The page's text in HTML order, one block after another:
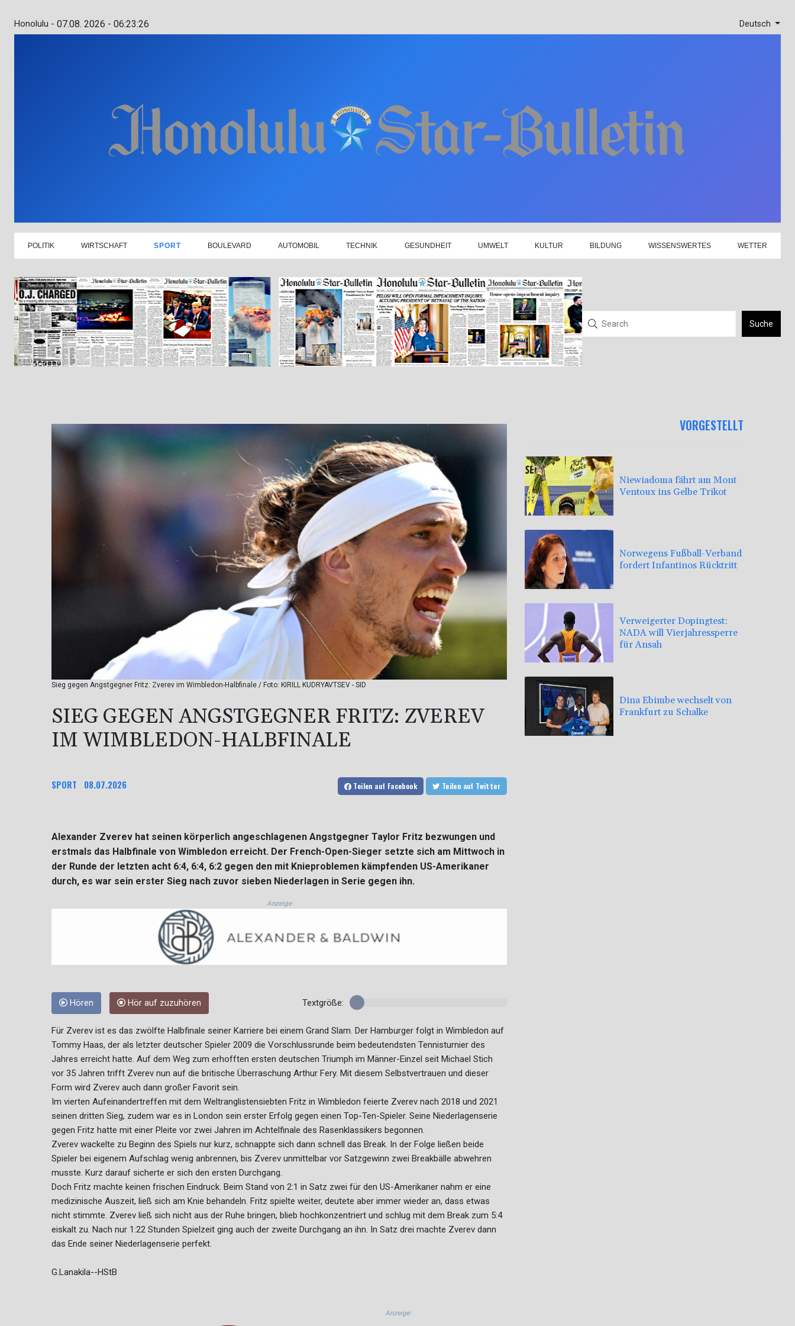
Honolulu - 07.08. 2026 - 06:23:27 Deutsch
POLITIK WIRTSCHAFT SPORT BOULEVARD AUTOMOBIL TECHNIK GESUNDHEIT UMWELT KULTUR BILDUNG WISSENSWERTES WETTER
Suche
Sieg gegen Angstgegner Fritz: Zverev im Wimbledon-Halbfinale / Foto: KIRILL KUDRYAVTSEV - SID
SIEG GEGEN ANGSTGEGNER FRITZ: ZVEREV
IM WIMBLEDON-HALBFINALE
SPORT 08.07.2026 Teilen auf Facebook Teilen auf Twitter
Alexander Zverev hat seinen körperlich angeschlagenen Angstgegner Taylor Fritz bezwungen und
erstmals das Halbfinale von Wimbledon erreicht. Der French-Open-Sieger setzte sich am Mittwoch in
der Runde der letzten acht 6:4, 6:4, 6:2 gegen den mit Knieproblemen kämpfenden US-Amerikaner
durch, es war sein erster Sieg nach zuvor sieben Niederlagen in Serie gegen ihn.
Anzeige
Hören Hör auf zuzuhören Textgröße:
Für Zverev ist es das zwölfte Halbfinale seiner Karriere bei einem Grand Slam. Der Hamburger folgt in Wimbledon auf
Tommy Haas, der als letzter deutscher Spieler 2009 die Vorschlussrunde beim bedeutendsten Tennisturnier des
Jahres erreicht hatte. Auf dem Weg zum erhofften ersten deutschen Triumph im Männer-Einzel seit Michael Stich
vor 35 Jahren trifft Zverev nun auf die britische Überraschung Arthur Fery. Mit diesem Selbstvertrauen und dieser
Form wird Zverev auch dann großer Favorit sein.
Im vierten Aufeinandertreffen mit dem Weltranglistensiebten Fritz in Wimbledon feierte Zverev nach 2018 und 2021
seinen dritten Sieg, zudem war es in London sein erster Erfolg gegen einen Top-Ten-Spieler. Seine Niederlagenserie
gegen Fritz hatte mit einer Pleite vor zwei Jahren im Achtelfinale des Rasenklassikers begonnen.
Zverev wackelte zu Beginn des Spiels nur kurz, schnappte sich dann schnell das Break. In der Folge ließen beide
Spieler bei eigenem Aufschlag wenig anbrennen, bis Zverev unmittelbar vor Satzgewinn zwei Breakbälle abwehren
musste. Kurz darauf sicherte er sich den ersten Durchgang.
Doch Fritz machte keinen frischen Eindruck. Beim Stand von 2:1 in Satz zwei für den US-Amerikaner nahm er eine
medizinische Auszeit, ließ sich am Knie behandeln. Fritz spielte weiter, deutete aber immer wieder an, dass etwas
nicht stimmte. Zverev ließ sich nicht aus der Ruhe bringen, blieb hochkonzentriert und schlug mit dem Break zum 5:4
eiskalt zu. Nach nur 1:22 Stunden Spielzeit ging auch der zweite Durchgang an ihn. In Satz drei machte Zverev dann
das Ende seiner Niederlagenserie perfekt.
G.Lanakila--HStB
VORGESTELLT
Niewiadoma fährt am Mont
Ventoux ins Gelbe Trikot
Norwegens Fußball-Verband
fordert Infantinos Rücktritt
Verweigerter Dopingtest:
NADA will Vierjahressperre
für Ansah
Dina Ebimbe wechselt von
Frankfurt zu Schalke
Anzeige